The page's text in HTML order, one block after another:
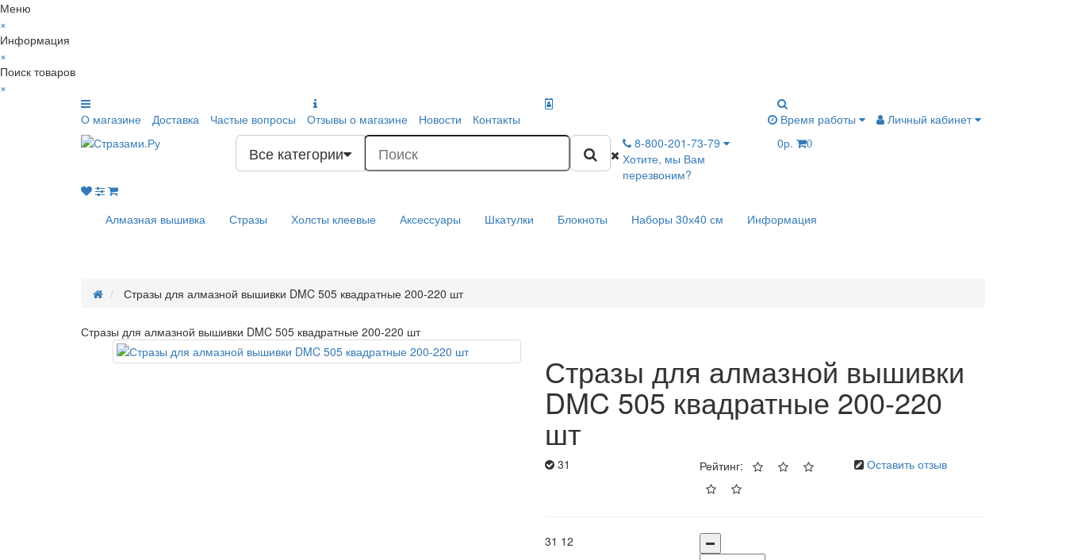
Меню
×
Информация
×
Поиск товаров
×
О магазине
Доставка Частые вопросы Отзывы о магазине Новости Контакты Время работы Личный кабинет
Все категории
8-800-201-73-79
Хотите, мы Вам
перезвоним?
0р. 0
Алмазная вышивка Стразы Холсты клеевые Аксессуары Шкатулки Блокноты Наборы 30х40 см Информация
Стразы для алмазной вышивки DMC 505 квадратные 200-220 шт
Стразы для алмазной вышивки DMC 505 квадратные 200-220 шт
Стразы для алмазной вышивки
DMC 505 квадратные 200-220
шт
31 Рейтинг: Оставить отзыв
31 12